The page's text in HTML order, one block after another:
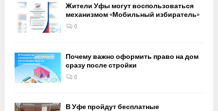
Жители Уфы могут воспользоваться
механизмом «Мобильный избиратель»
0
Почему важно оформить право на дом
сразу после стройки
0
В Уфе пройдут бесплатные